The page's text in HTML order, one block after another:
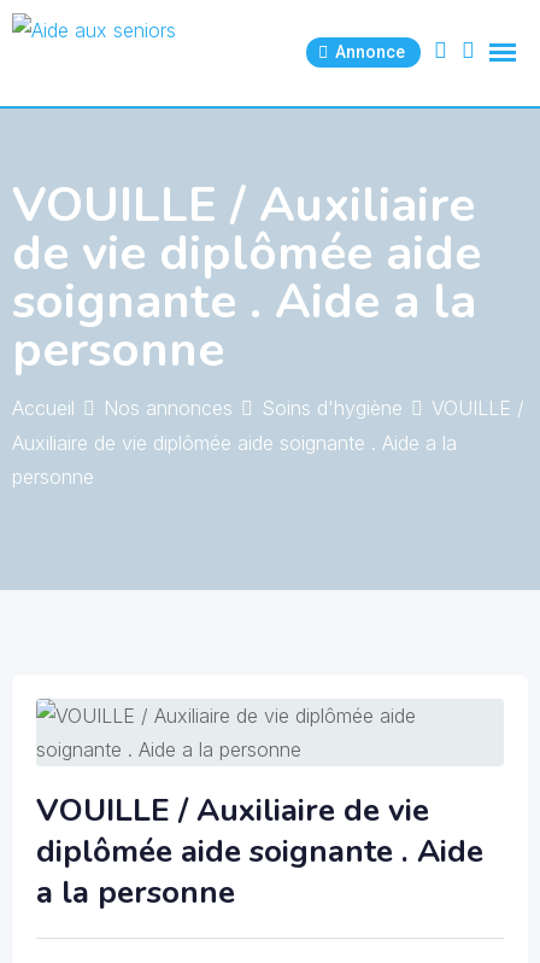
Skip
Annonce
VOUILLE / Auxiliaire
de vie diplômée aide
soignante . Aide a la
personne
Accueil Nos annonces Soins d'hygiène
VOUILLE /
Auxiliaire de vie diplômée aide soignante . Aide a la
personne
VOUILLE / Auxiliaire de vie
diplômée aide soignante . Aide
a la personne